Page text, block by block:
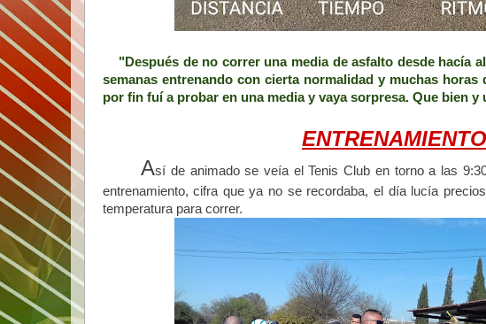
"Después de no correr una media de asfalto desde hacía
semanas entrenando con cierta normalidad y muchas
por fin fuí a probar en una media y vaya sorpresa. Que bien
Así de animado se veía el Tenis Club en torno a las
entrenamiento, cifra que ya no se recordaba, el día lucía
temperatura para correr.